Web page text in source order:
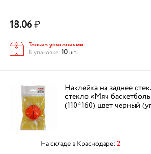
18.06₽
Только упаковками
В упаковке: 10 шт.
Наклейка на заднее
стекло «Мяч
(110*160) цвет черный
На складе в Краснодаре: 2